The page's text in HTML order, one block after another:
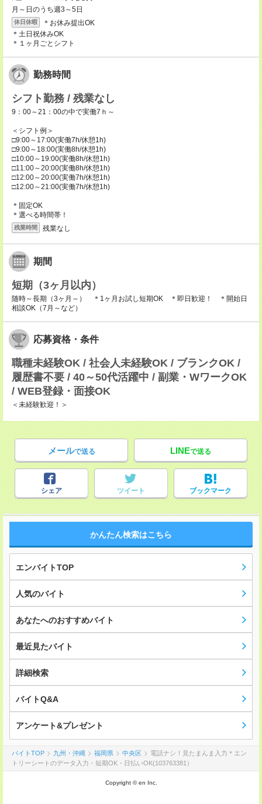
月～日のうち週3～5日
休日休暇
＊お休み提出OK
＊土日祝休みOK
＊１ヶ月ごとシフト
勤務時間
シフト勤務 / 残業なし
9：00～21：00の中で実働7ｈ～
＜シフト例＞
□9:00～17:00(実働7h/休憩1h)
□9:00～18:00(実働8h/休憩1h)
□10:00～19:00(実働8h/休憩1h)
□11:00～20:00(実働8h/休憩1h)
□12:00～20:00(実働7h/休憩1h)
□12:00～21:00(実働7h/休憩1h)
＊固定OK
＊選べる時間帯！
残業時間 残業なし
期間
短期（3ヶ月以内）
随時～長期（3ヶ月～） ＊1ヶ月お試し短期OK ＊即日歓迎！ ＊開始日
相談OK（7月～など）
応募資格・条件
職種未経験OK / 社会人未経験OK / ブランクOK /
履歴書不要 / 40～50代活躍中 / 副業・WワークOK
/ WEB登録・面接OK
＜未経験歓迎！＞
メールで送る LINEで送る
シェア ツイート ブックマーク
かんたん検索はこちら
エンバイトTOP
人気のバイト
あなたへのおすすめバイト
最近見たバイト
詳細検索
バイトQ&A
アンケート&プレゼント
バイトTOP 九州・沖縄 福岡県 中央区
電話ナシ！見たまんま入力＊エン
トリーシートのデータ入力・短期OK・日払いOK(103763381）
Copyright © en Inc.